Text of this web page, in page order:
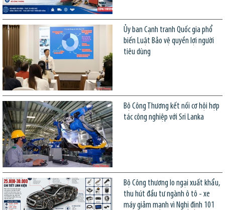
Ủy ban Cạnh tranh Quốc gia phổ
biến Luật Bảo vệ quyền lợi người
tiêu dùng
Bộ Công Thương kết nối cơ hội hợp
tác công nghiệp với Sri Lanka
Bộ Công thương lo ngại xuất khẩu,
thu hút đầu tư ngành ô tô - xe
máy giảm mạnh vì Nghị định 101